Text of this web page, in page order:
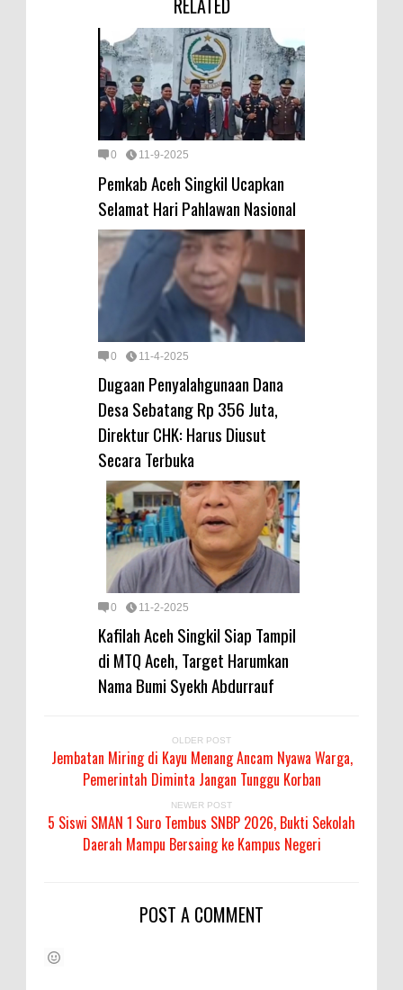
RELATED
0 11-9-2025
Pemkab Aceh Singkil Ucapkan
Selamat Hari Pahlawan Nasional
0 11-4-2025
Dugaan Penyalahgunaan Dana
Desa Sebatang Rp 356 Juta,
Direktur CHK: Harus Diusut
Secara Terbuka
0 11-2-2025
Kafilah Aceh Singkil Siap Tampil
di MTQ Aceh, Target Harumkan
Nama Bumi Syekh Abdurrauf
OLDER POST
Jembatan Miring di Kayu Menang Ancam Nyawa Warga,
Pemerintah Diminta Jangan Tunggu Korban
NEWER POST
5 Siswi SMAN 1 Suro Tembus SNBP 2026, Bukti Sekolah
Daerah Mampu Bersaing ke Kampus Negeri
POST A COMMENT